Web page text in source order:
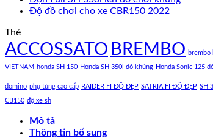
Độ đồ chơi cho xe CBR150 2022
Thẻ
ACCOSSATO BREMBO brembo
VIETNAM honda SH 150 Honda SH 350i độ khủng Honda Sonic 125
domino phụ tùng cao cấp RAIDER FI ĐỘ ĐẸP SATRIA FI ĐỘ ĐẸP SH
CB150 độ xe sh
Mô tả
Thông tin bổ sung